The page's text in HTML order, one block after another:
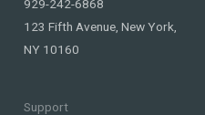
929-242-6868
123 Fifth Avenue, New York,
NY 10160
Support